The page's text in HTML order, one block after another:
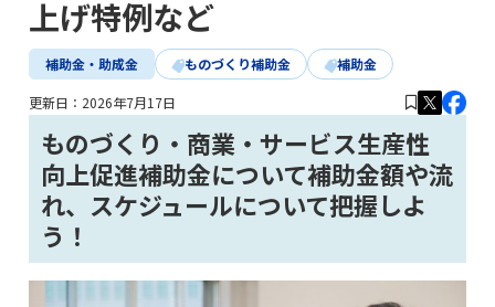
上げ特例など
補助金・助成金 ものづくり補助金 補助金
更新日： 2026年7月17日
ものづくり・商業・サービス生産性
向上促進補助金について補助金額や流
れ、スケジュールについて把握しよ
う！